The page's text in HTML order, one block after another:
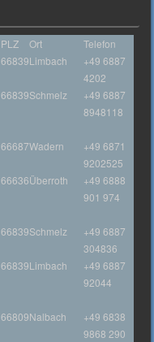
PLZ Ort Telefon
66839Limbach
+49 6887
4202
66839Schmelz
+49 6887
8948118
66687Wadern
+49 6871
9202525
66636Überroth
+49 6888
901 974
66839Schmelz
+49 6887
304836
66839Limbach
+49 6887
92044
66809Nalbach
+49 6838
9868 290